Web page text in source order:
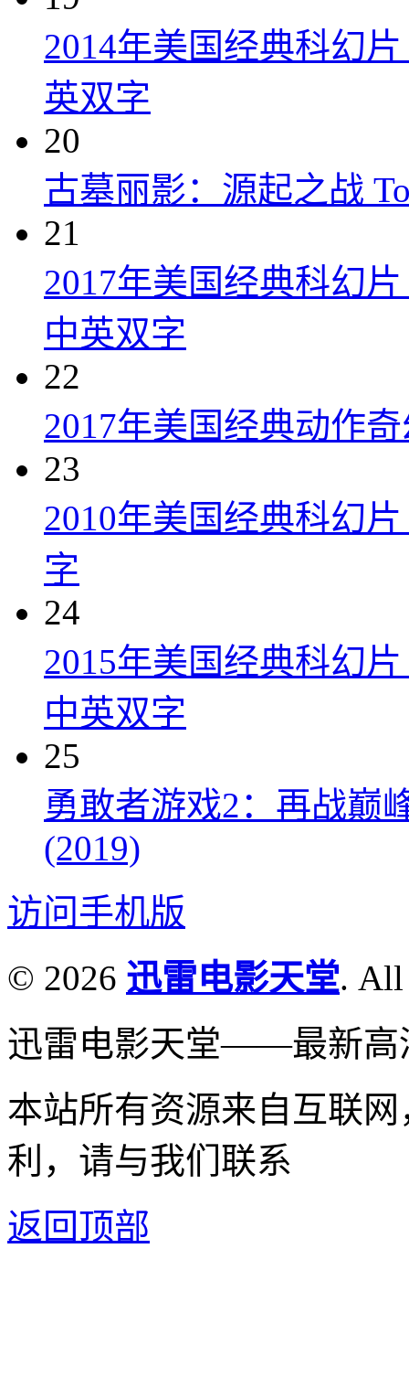
2014年美国经典科幻
英双字
20
古墓丽影：源起之战
21
2017年美国经典科幻
中英双字
22
2017年美国经典动作
23
2010年美国经典科幻
字
24
2015年美国经典科幻
中英双字
25
勇敢者游戏2：再战巅
(2019)
访问手机版
© 2026 迅雷电影天堂. All
迅雷电影天堂——最新高
本站所有资源来自互联
利，请与我们联系
返回顶部